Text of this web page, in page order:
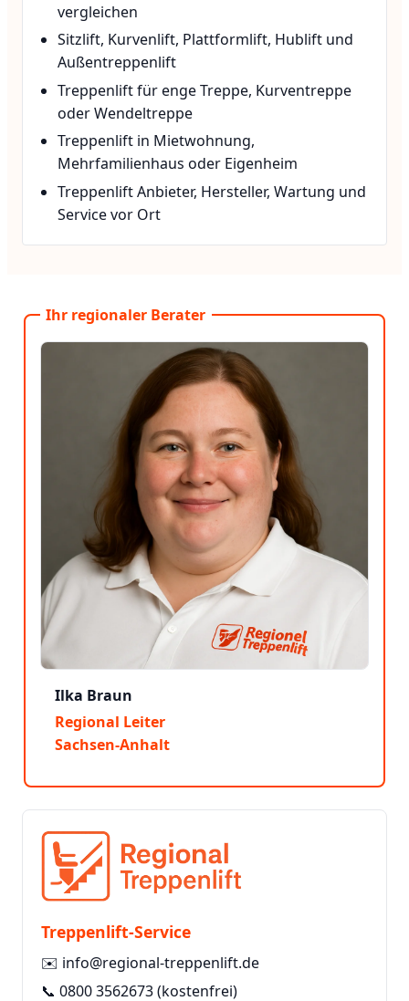
vergleichen
Sitzlift, Kurvenlift, Plattformlift, Hublift und
Außentreppenlift
Treppenlift für enge Treppe, Kurventreppe
oder Wendeltreppe
Treppenlift in Mietwohnung,
Mehrfamilienhaus oder Eigenheim
Treppenlift Anbieter, Hersteller, Wartung und
Service vor Ort
Ihr regionaler Berater
Ilka Braun
Regional Leiter
Sachsen-Anhalt
Treppenlift-Service
✉️ info@regional-treppenlift.de
📞 0800 3562673(kostenfrei)